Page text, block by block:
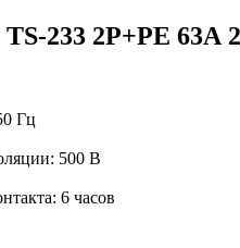
TS-233 2P+PE
Гц
500 В
6 часов